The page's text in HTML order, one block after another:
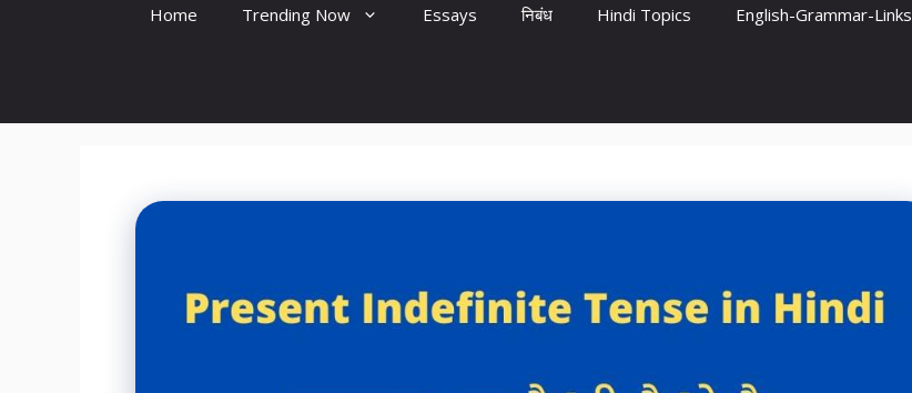
Home Trending Now Essays निबंध Hindi Topics English-Grammar-Links